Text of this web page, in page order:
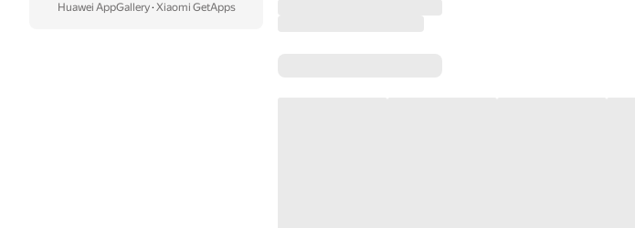
Huawei AppGallery· Xiaomi GetApps